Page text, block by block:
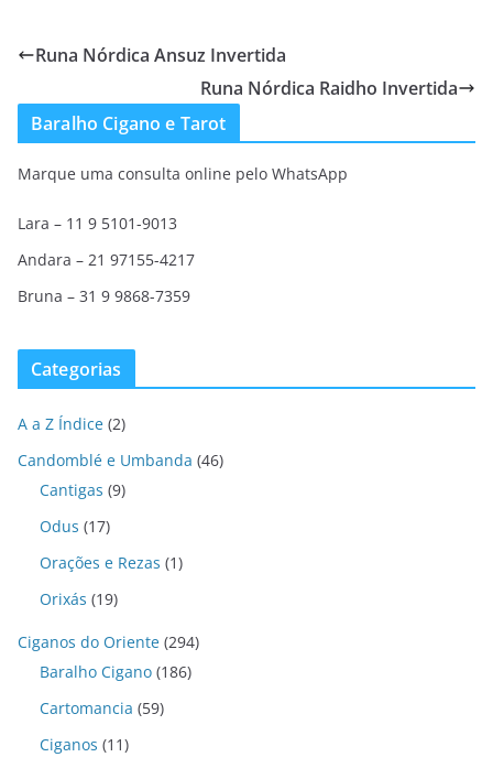
Runa Nórdica Ansuz Invertida
Runa Nórdica Raidho Invertida
Baralho Cigano e Tarot
Marque uma consulta online pelo WhatsApp
Lara – 11 9 5101-9013
Andara – 21 97155-4217
Bruna – 31 9 9868-7359
Categorias
A a Z Índice (2)
Candomblé e Umbanda (46)
Cantigas (9)
Odus (17)
Orações e Rezas (1)
Orixás (19)
Ciganos do Oriente (294)
Baralho Cigano (186)
Cartomancia (59)
Ciganos (11)